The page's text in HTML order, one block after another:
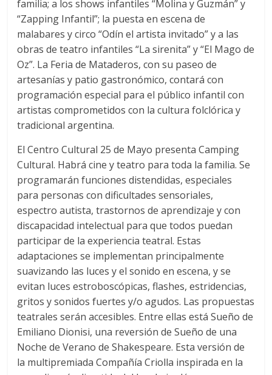
familia; a los shows infantiles “Molina y Guzmán” y
“Zapping Infantil”; la puesta en escena de
malabares y circo “Odín el artista invitado” y a las
obras de teatro infantiles “La sirenita” y “El Mago de
Oz”. La Feria de Mataderos, con su paseo de
artesanías y patio gastronómico, contará con
programación especial para el público infantil con
artistas comprometidos con la cultura folclórica y
tradicional argentina.
El Centro Cultural 25 de Mayo presenta Camping
Cultural. Habrá cine y teatro para toda la familia. Se
programarán funciones distendidas, especiales
para personas con dificultades sensoriales,
espectro autista, trastornos de aprendizaje y con
discapacidad intelectual para que todos puedan
participar de la experiencia teatral. Estas
adaptaciones se implementan principalmente
suavizando las luces y el sonido en escena, y se
evitan luces estroboscópicas, flashes, estridencias,
gritos y sonidos fuertes y/o agudos. Las propuestas
teatrales serán accesibles. Entre ellas está Sueño de
Emiliano Dionisi, una reversión de Sueño de una
Noche de Verano de Shakespeare. Esta versión de
la multipremiada Compañía Criolla inspirada en la